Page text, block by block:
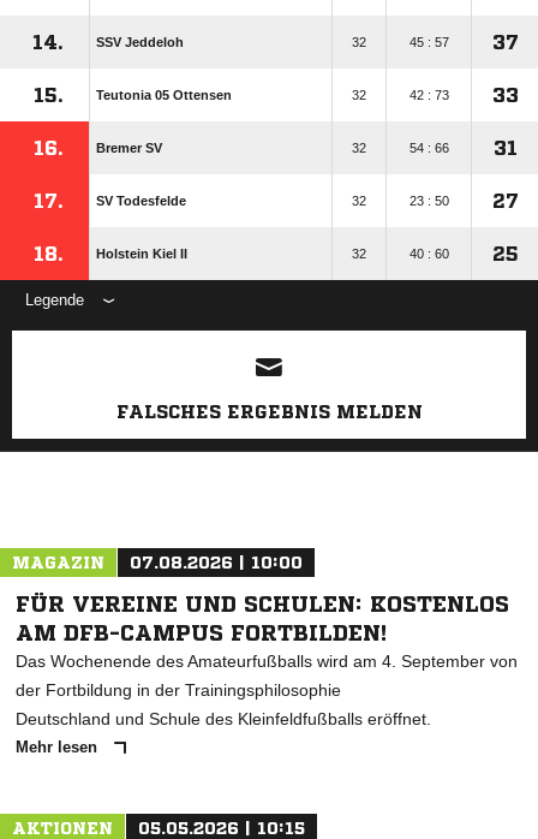
14. SSV Jeddeloh 32 45 : 57 37
15. Teutonia 05 Ottensen 32 42 : 73 33
16. Bremer SV 32 54 : 66 31
17. SV Todesfelde 32 23 : 50 27
18. Holstein Kiel II 32 40 : 60 25
Legende
ANZEIGE
FALSCHES ERGEBNIS MELDEN
MAGAZIN 07.08.2026 | 10:00
FÜR VEREINE UND SCHULEN: KOSTENLOS
AM DFB-CAMPUS FORTBILDEN!
Das Wochenende des Amateurfußballs wird am 4. September von
der Fortbildung in der Trainingsphilosophie
Deutschland und Schule des Kleinfeldfußballs eröffnet.
Mehr lesen
AKTIONEN 05.05.2026 | 10:15